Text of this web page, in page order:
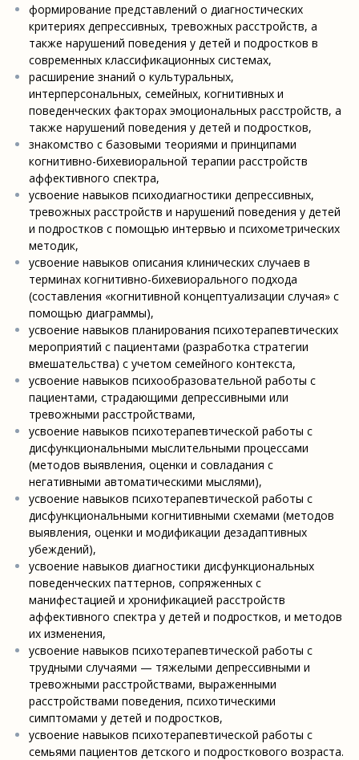
формирование представлений о диагностических
критериях депрессивных, тревожных расстройств, а
также нарушений поведения у детей и подростков в
современных классификационных системах,
расширение знаний о культуральных,
интерперсональных, семейных, когнитивных и
поведенческих факторах эмоциональных расстройств, а
также нарушений поведения у детей и подростков,
знакомство с базовыми теориями и принципами
когнитивно-бихевиоральной терапии расстройств
аффективного спектра,
усвоение навыков психодиагностики депрессивных,
тревожных расстройств и нарушений поведения у детей
и подростков с помощью интервью и психометрических
методик,
усвоение навыков описания клинических случаев в
терминах когнитивно-бихевиорального подхода
(составления «когнитивной концептуализации случая» c
помощью диаграммы),
усвоение навыков планирования психотерапевтических
мероприятий с пациентами (разработка стратегии
вмешательства) с учетом семейного контекста,
усвоение навыков психообразовательной работы с
пациентами, страдающими депрессивными или
тревожными расстройствами,
усвоение навыков психотерапевтической работы с
дисфункциональными мыслительными процессами
(методов выявления, оценки и совладания с
негативными автоматическими мыслями),
усвоение навыков психотерапевтической работы с
дисфункциональными когнитивными схемами (методов
выявления, оценки и модификации дезадаптивных
убеждений),
усвоение навыков диагностики дисфункциональных
поведенческих паттернов, сопряженных с
манифестацией и хронификацией расстройств
аффективного спектра у детей и подростков, и методов
их изменения,
усвоение навыков психотерапевтической работы с
трудными случаями — тяжелыми депрессивными и
тревожными расстройствами, выраженными
расстройствами поведения, психотическими
симптомами у детей и подростков,
усвоение навыков психотерапевтической работы с
семьями пациентов детского и подросткового возраста.